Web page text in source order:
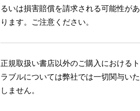
るいは損害賠償を請求される可能性があ
ります。ご注意ください。
正規取扱い書店以外のご購入におけるト
ラブルについては弊社では一切関与いた
しません。